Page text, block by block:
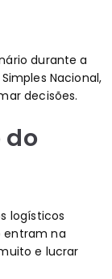
durante a
Nacional,
decisões.
do
logísticos
entram na
e lucrar